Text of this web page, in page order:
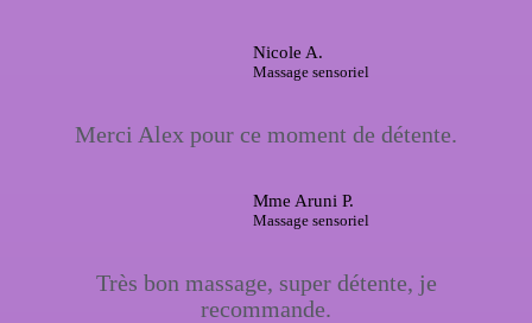
Nicole A.
Massage sensoriel
Merci Alex pour ce moment de détente.
Mme Aruni P.
Massage sensoriel
Très bon massage, super détente, je
recommande.